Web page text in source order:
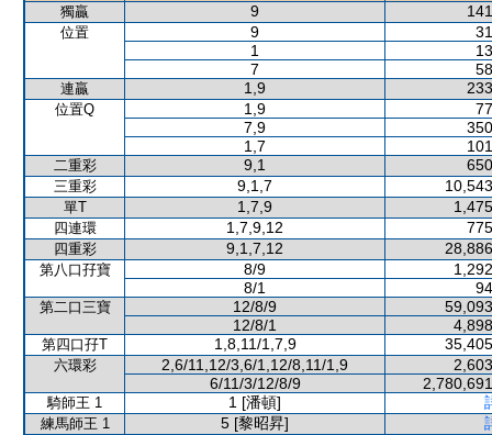
獨贏
9
位置 9
1
7
連贏 1,9
位置Q 1,9
7,9
1,7
二重彩 9,1
三重彩 9,1,7
單T 1,7,9
四連環 1,7,9,12
四重彩 9,1,7,12
第八口孖寶 8/9
8/1
第二口三寶 12/8/9
12/8/1
第四口孖T 1,8,11/1,7,9
六環彩 2,6/11,12/3,6/1,12/8,11/1,9
6/11/3/12/8/9
騎師王 1 1 [潘頓]
練馬師王 1 5 [黎昭昇]